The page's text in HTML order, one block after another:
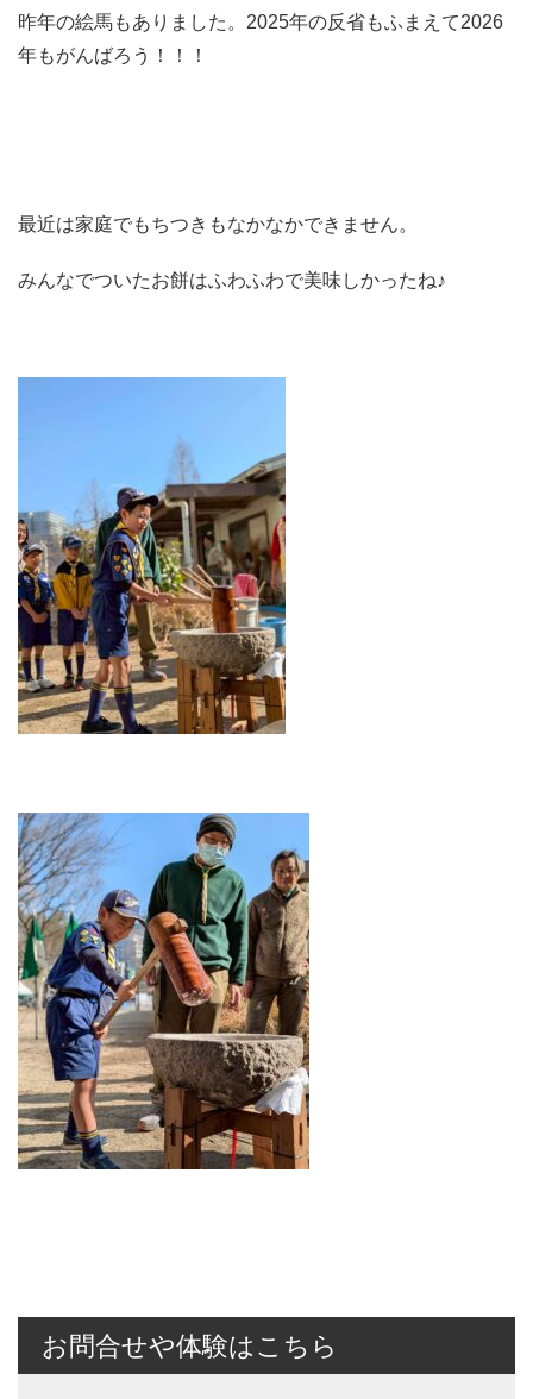
昨年の絵馬もありました。2025年の反省もふまえて2026
年もがんばろう！！！
最近は家庭でもちつきもなかなかできません。
みんなでついたお餅はふわふわで美味しかったね♪
お問合せや体験はこちら